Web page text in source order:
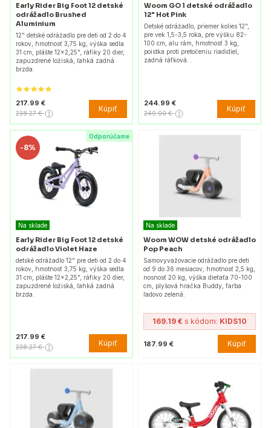
Early Rider Big Foot 12 detské
odrážadlo Brushed
Aluminium
12" detské odrážadlo pre deti od 2 do 4
rokov, hmotnosť 3,75 kg, výška sedla
31 cm, plášte 12x2,25", ráfiky 20 dier,
zapuzdrené ložiská, ľahká zadná
brzda.
217.99 €
238.27 € Kúpiť
Woom GO 1 detské odrážadlo
12" Hot Pink
Detské odrážadlo, priemer kolies 12",
pre vek 1,5-3,5 roka, pre výšku 82-
100 cm, alu rám, hmotnosť 3 kg,
poistka proti pretočeniu riadidiel,
zadná ráfková…
244.99 €
249.00 € Kúpiť
Odporúčame
-8%
Na sklade
Early Rider Big Foot 12 detské
odrážadlo Violet Haze
detské odrážadlo 12" pre deti od 2 do 4
rokov, hmotnosť 3,75 kg, výška sedla
31 cm, plášte 12x2,25", ráfiky 20 dier,
zapuzdrené ložiská, ľahká zadná
brzda.
217.99 €
238.27 € Kúpiť
Na sklade
Woom WOW detské odrážadlo
Pop Peach
Samovyvažovacie odrážadlo pre deti
od 9 do 36 mesiacov, hmotnosť 2,5 kg,
nosnosť 20 kg, výška dieťaťa 70-100
cm, plyšová hračka Buddy, farba
ľadovo zelená.
169.19 € s kódom: KIDS10
187.99 € Kúpiť